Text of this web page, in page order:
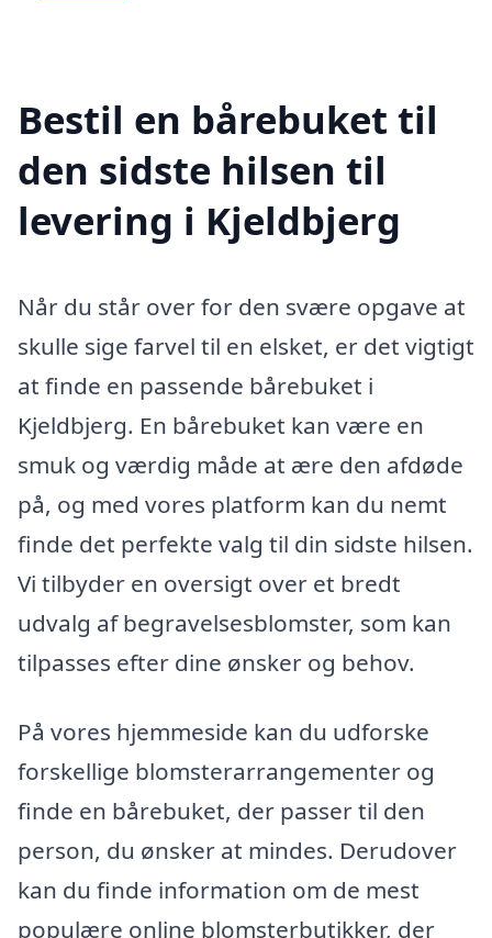
Bestil en bårebuket til
den sidste hilsen til
levering i Kjeldbjerg
Når du står over for den svære opgave at
skulle sige farvel til en elsket, er det vigtigt
at finde en passende bårebuket i
Kjeldbjerg. En bårebuket kan være en
smuk og værdig måde at ære den afdøde
på, og med vores platform kan du nemt
finde det perfekte valg til din sidste hilsen.
Vi tilbyder en oversigt over et bredt
udvalg af begravelsesblomster, som kan
tilpasses efter dine ønsker og behov.
På vores hjemmeside kan du udforske
forskellige blomsterarrangementer og
finde en bårebuket, der passer til den
person, du ønsker at mindes. Derudover
kan du finde information om de mest
populære online blomsterbutikker, der